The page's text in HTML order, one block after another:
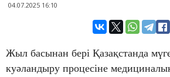
04.07.2025 16:10
Жыл басынан бері Қазақстанда
куәландыру процесіне